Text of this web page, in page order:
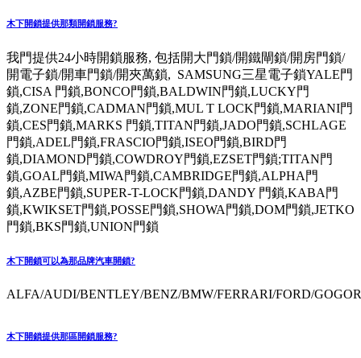
木下開鎖提供那類開鎖服務?
我門提供24小時開鎖服務, 包括開大門鎖/開鐵閘鎖/開房門鎖/
開電子鎖/開車門鎖/開夾萬鎖, SAMSUNG三星電子鎖YALE門
鎖,CISA 門鎖,BONCO門鎖,BALDWIN門鎖,LUCKY門
鎖,ZONE門鎖,CADMAN門鎖,MUL T LOCK門鎖,MARIANI門
鎖,CES門鎖,MARKS 門鎖,TITAN門鎖,JADO門鎖,SCHLAGE
門鎖,ADEL門鎖,FRASCIO門鎖,ISEO門鎖,BIRD門
鎖,DIAMOND門鎖,COWDROY門鎖,EZSET門鎖;TITAN門
鎖,GOAL門鎖,MIWA門鎖,CAMBRIDGE門鎖,ALPHA門
鎖,AZBE門鎖,SUPER-T-LOCK門鎖,DANDY 門鎖,KABA門
鎖,KWIKSET門鎖,POSSE門鎖,SHOWA門鎖,DOM門鎖,JETKO
門鎖,BKS門鎖,UNION門鎖
木下開鎖可以為那品牌汽車開鎖?
ALFA/AUDI/BENTLEY/BENZ/BMW/FERRARI/FORD/
木下開鎖提供那區開鎖服務?